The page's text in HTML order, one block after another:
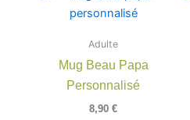
Adulte
Mug Beau Papa
Personnalisé
8,90 €